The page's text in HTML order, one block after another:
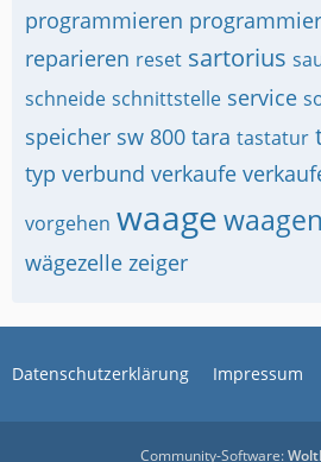
programmieren
reparieren reset sartorius
schneide schnittstelle service
speicher sw 800 tara tastatur
typ verbund verkaufe
vorgehen waagewaagen
wägezelle zeiger
Datenschutzerklärung Impressum
Community-Software: